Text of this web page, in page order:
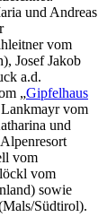
und Andreas
vom
Josef Jakob
a.d.
„Gipfelhaus
vom
und
vom
vom
sowie
Südtirol).